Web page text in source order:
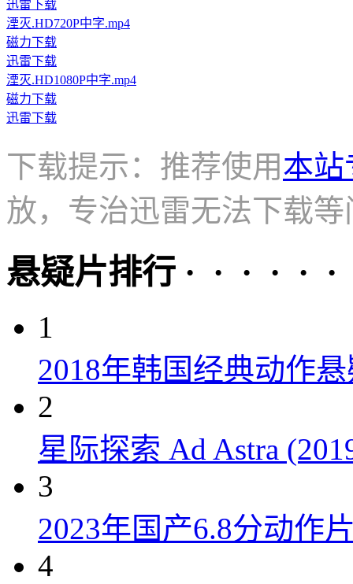
迅雷下载
湮灭.HD720P中字.mp4
磁力下载
迅雷下载
湮灭.HD1080P中字.mp4
磁力下载
迅雷下载
下载提示：推荐使用本站
放，专治迅雷无法下载等
悬疑片排行 · · · · · ·
1
2018年韩国经典动作
2
星际探索 Ad Astra
3
2023年国产6.8分动作
4